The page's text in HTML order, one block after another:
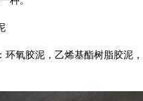
氧胶泥，乙烯基酯树脂胶泥，